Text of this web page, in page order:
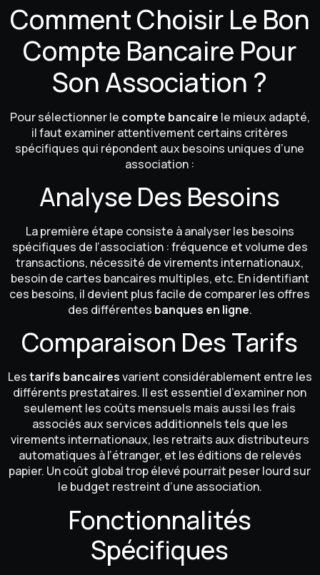
Comment Choisir Le Bon
Compte Bancaire Pour
Son Association ?
Pour sélectionner le compte bancaire le mieux adapté,
il faut examiner attentivement certains critères
spécifiques qui répondent aux besoins uniques d’une
association :
Analyse Des Besoins
La première étape consiste à analyser les besoins
spécifiques de l’association : fréquence et volume des
transactions, nécessité de virements internationaux,
besoin de cartes bancaires multiples, etc. En identifiant
ces besoins, il devient plus facile de comparer les offres
des différentes banques en ligne.
Comparaison Des Tarifs
Lestarifs bancairesvarient considérablement entre les
différents prestataires. Il est essentiel d’examiner non
seulement les coûts mensuels mais aussi les frais
associés aux services additionnels tels que les
virements internationaux, les retraits aux distributeurs
automatiques à l’étranger, et les éditions de relevés
papier. Un coût global trop élevé pourrait peser lourd sur
le budget restreint d’une association.
Fonctionnalités
Spécifiques